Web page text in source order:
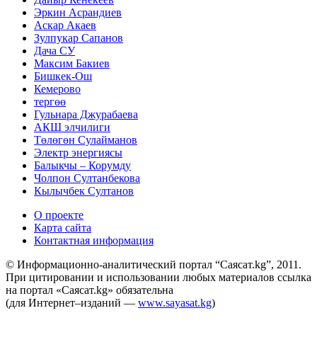
Эркин Асрандиев
Аскар Акаев
Зулпукар Сапанов
Дача СУ
Максим Бакиев
Бишкек-Ош
Кемерово
тергөө
Гульнара Джурабаева
АКШ элчилиги
Төлөгөн Сулайманов
Электр энергиясы
Балыкчы – Корумду
Чолпон Султанбекова
Кылычбек Султанов
О проекте
Карта сайта
Контактная информация
© Информационно-аналитический портал “Саясат.kg”, 2011.
При цитировании и использовании любых материалов ссылка
на портал «Саясат.kg» обязательна
(для Интернет–изданий — www.sayasat.kg)